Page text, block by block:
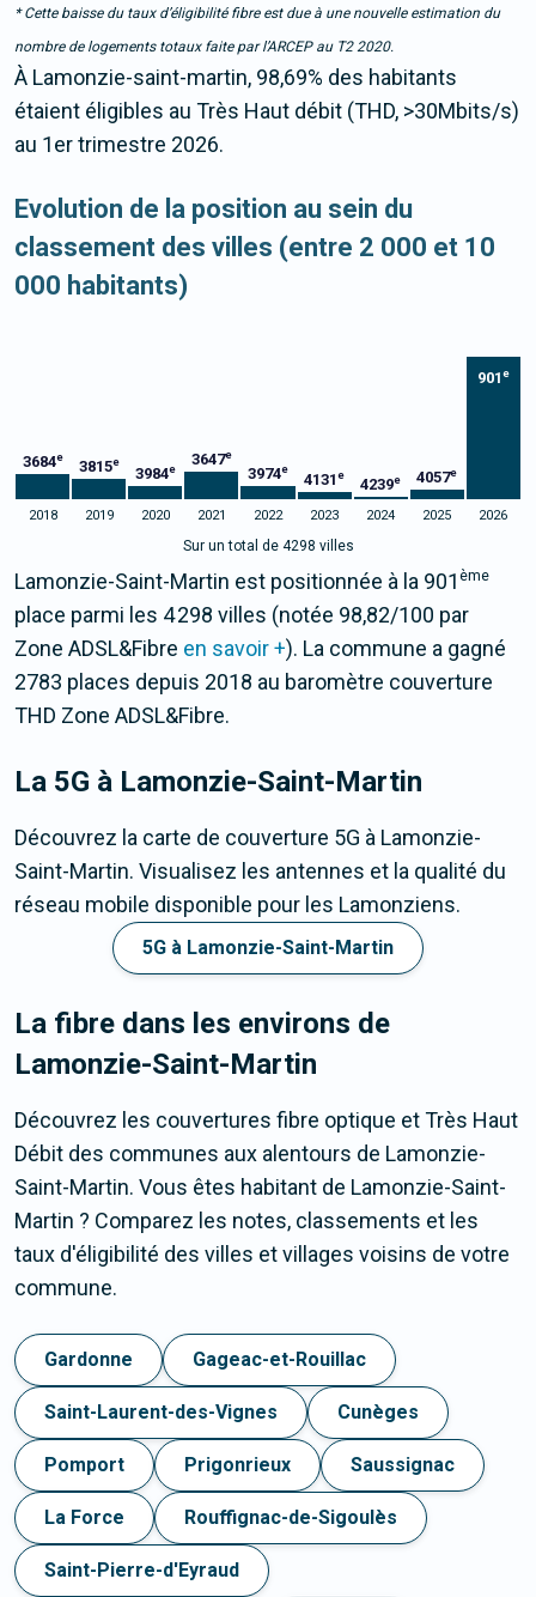
* Cette baisse du taux d’éligibilité fibre est due à une nouvelle estimation du
nombre de logements totaux faite par l’ARCEP au T2 2020.
À Lamonzie-saint-martin, 98,69% des habitants
étaient éligibles au Très Haut débit (THD, >30Mbits/s)
au 1er trimestre 2026.
Evolution de la position au sein du
classement des villes (entre 2 000 et 10
000 habitants)
3684e
3815e
3984e
3647e
3974e
4131e
4239e 4057e
901 e
2018 2019 2020 2021 2022 2023 2024 2025 2026
Sur un total de 4298 villes
Lamonzie-Saint-Martin est positionnée à la 901 ème
place parmi les 4 298 villes (notée 98,82/100 par
Zone ADSL&Fibre en savoir +). La commune a gagné
2783 places depuis 2018 au baromètre couverture
THD Zone ADSL&Fibre.
La 5G à Lamonzie-Saint-Martin
Découvrez la carte de couverture 5G à Lamonzie-
Saint-Martin. Visualisez les antennes et la qualité du
réseau mobile disponible pour les Lamonziens.
5G à Lamonzie-Saint-Martin
La fibre dans les environs de
Lamonzie-Saint-Martin
Découvrez les couvertures fibre optique et Très Haut
Débit des communes aux alentours de Lamonzie-
Saint-Martin. Vous êtes habitant de Lamonzie-Saint-
Martin ? Comparez les notes, classements et les
taux d'éligibilité des villes et villages voisins de votre
commune.
Gardonne Gageac-et-Rouillac
Saint-Laurent-des-Vignes Cunèges
Pomport Prigonrieux Saussignac
La Force Rouffignac-de-Sigoulès
Saint-Pierre-d'Eyraud